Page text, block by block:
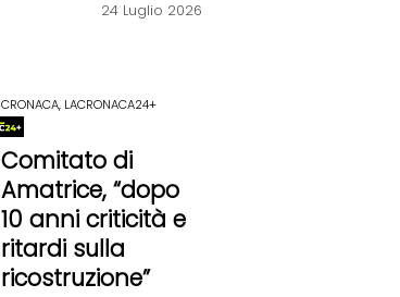
24 Luglio 2026
CRONACA, LACRONACA24+
Comitato di
Amatrice, “dopo
10 anni criticità e
ritardi sulla
ricostruzione”